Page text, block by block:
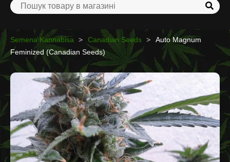
Semena Kannabisa Canadian Seeds
Auto Magnum
Feminized (Canadian Seeds)